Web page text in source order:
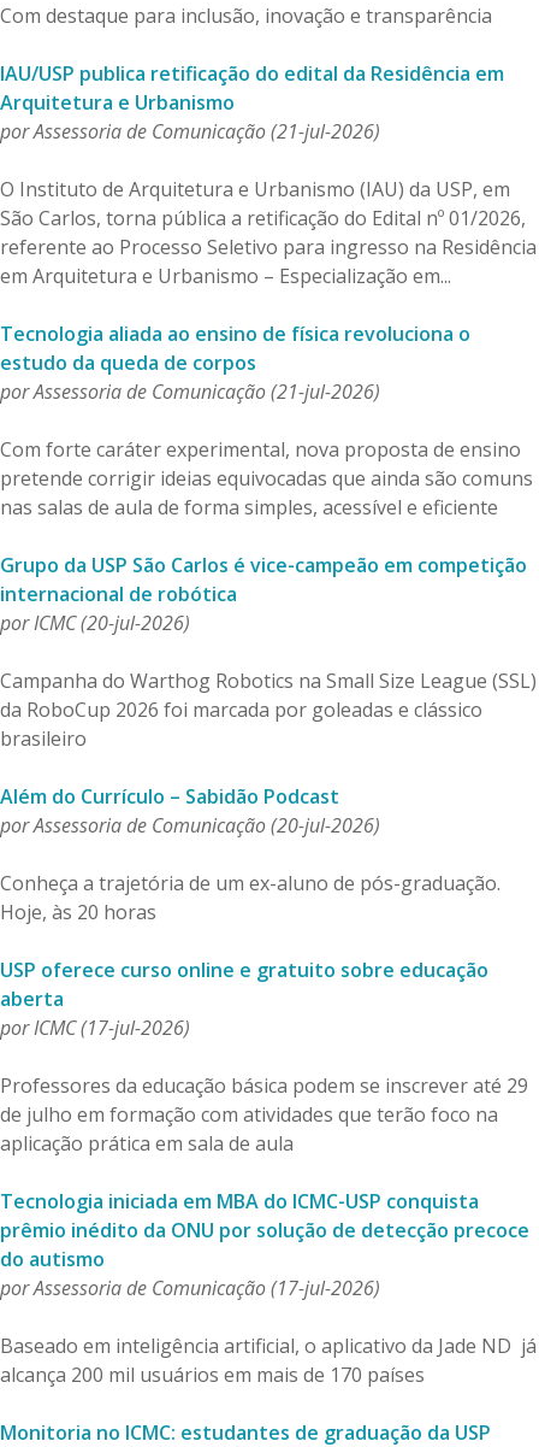
Museus e Espaços Interativos
Bibliotecas
Apoio ao Estudante
Segurança, Trânsito e Prevenção
Outros serviços
Comunicação
Assessorias e Mídias
Aplicativos e Sites
Agenda de Eventos
Defesa de Teses
Com destaque para inclusão, inovação e transparência
IAU/USP publica retificação do edital da Residência em
Arquitetura e Urbanismo
por Assessoria de Comunicação (21-jul-2026)
O Instituto de Arquitetura e Urbanismo (IAU) da USP, em
São Carlos, torna pública a retificação do Edital nº 01/2026,
referente ao Processo Seletivo para ingresso na Residência
em Arquitetura e Urbanismo – Especialização em...
Tecnologia aliada ao ensino de física revoluciona o
estudo da queda de corpos
por Assessoria de Comunicação (21-jul-2026)
Com forte caráter experimental, nova proposta de ensino
pretende corrigir ideias equivocadas que ainda são comuns
nas salas de aula de forma simples, acessível e eficiente
Grupo da USP São Carlos é vice-campeão em competição
internacional de robótica
por ICMC (20-jul-2026)
Campanha do Warthog Robotics na Small Size League (SSL)
da RoboCup 2026 foi marcada por goleadas e clássico
brasileiro
Além do Currículo – Sabidão Podcast
por Assessoria de Comunicação (20-jul-2026)
Conheça a trajetória de um ex-aluno de pós-graduação.
Hoje, às 20 horas
USP oferece curso online e gratuito sobre educação
aberta
por ICMC (17-jul-2026)
Professores da educação básica podem se inscrever até 29
de julho em formação com atividades que terão foco na
aplicação prática em sala de aula
Tecnologia iniciada em MBA do ICMC-USP conquista
prêmio inédito da ONU por solução de detecção precoce
do autismo
por Assessoria de Comunicação (17-jul-2026)
Baseado em inteligência artificial, o aplicativo da Jade ND já
alcança 200 mil usuários em mais de 170 países
Monitoria no ICMC: estudantes de graduação da USP